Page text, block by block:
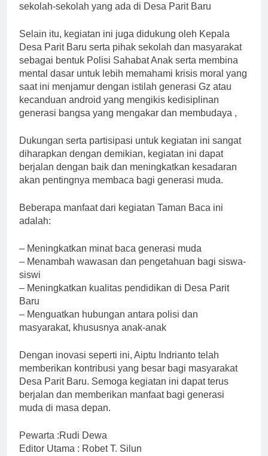
sekolah-sekolah yang ada di Desa Parit Baru
Selain itu, kegiatan ini juga didukung oleh Kepala
Desa Parit Baru serta pihak sekolah dan masyarakat
sebagai bentuk Polisi Sahabat Anak serta membina
mental dasar untuk lebih memahami krisis moral yang
saat ini menjamur dengan istilah generasi Gz atau
kecanduan android yang mengikis kedisiplinan
generasi bangsa yang mengakar dan membudaya ,
Dukungan serta partisipasi untuk kegiatan ini sangat
diharapkan dengan demikian, kegiatan ini dapat
berjalan dengan baik dan meningkatkan kesadaran
akan pentingnya membaca bagi generasi muda.
Beberapa manfaat dari kegiatan Taman Baca ini
adalah:
– Meningkatkan minat baca generasi muda
– Menambah wawasan dan pengetahuan bagi siswa-
siswi
– Meningkatkan kualitas pendidikan di Desa Parit
Baru
– Menguatkan hubungan antara polisi dan
masyarakat, khususnya anak-anak
Dengan inovasi seperti ini, Aiptu Indrianto telah
memberikan kontribusi yang besar bagi masyarakat
Desa Parit Baru. Semoga kegiatan ini dapat terus
berjalan dan memberikan manfaat bagi generasi
muda di masa depan.
Pewarta :Rudi Dewa
Editor Utama : Robet T. Silun